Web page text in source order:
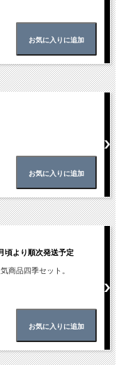
頃より順次発送予定
商品四季セット。